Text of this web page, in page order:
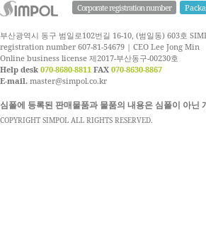
Corporate registration number
부산광역시 동구 범일로102번길 16-10, (범일동) 603호
registration number 607-81-54679 | CEO Lee Jong Min
Online business license 제2017-부산동구-00230호
Help desk 070-8680-8811 FAX 070-8630-8867
E-mail. master@simpol.co.kr
심폴에 등록된 판매물품과 물품의 내용은 심폴이 아
COPYRIGHT SIMPOL ALL RIGHTS RESERVED.